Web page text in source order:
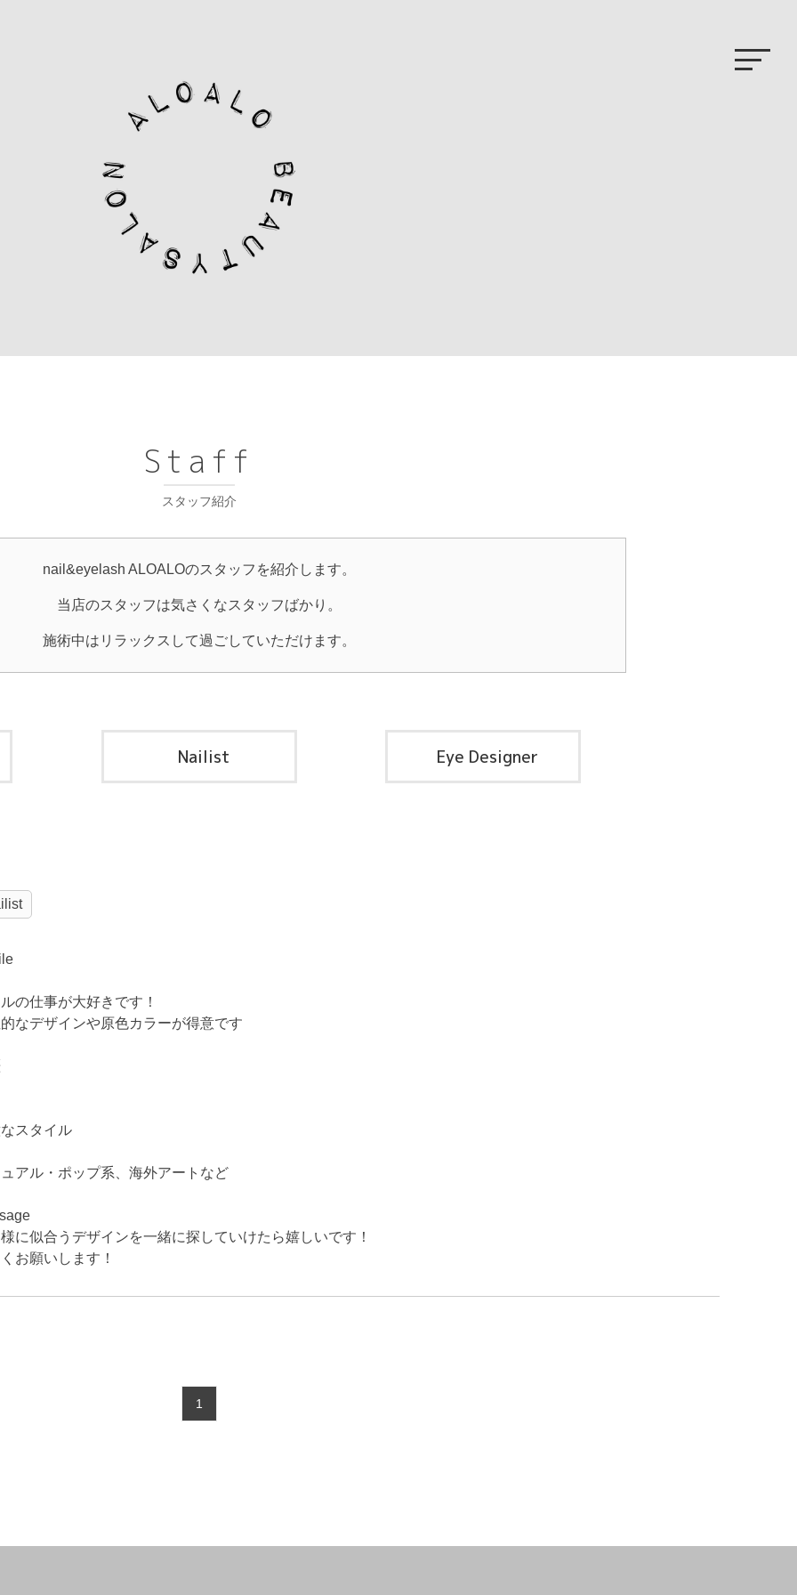
Staff
スタッフ紹介
nail&eyelash ALOALOのスタッフを紹介します。
当店のスタッフは気さくなスタッフばかり。
施術中はリラックスして過ごしていただけます。
Nailist Eye Designer
の仕事が大好きです！
なデザインや原色カラーが得意です
スタイル
アル・ポップ系、海外アートなど
に似合うデザインを一緒に探していけたら嬉しいです！
お願いします！
1